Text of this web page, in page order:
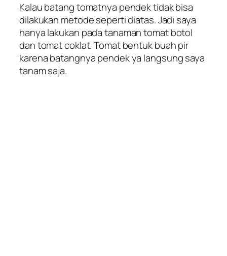
Kalau batang tomatnya pendek tidak bisa
dilakukan metode seperti diatas. Jadi saya
hanya lakukan pada tanaman tomat botol
dan tomat coklat. Tomat bentuk buah pir
karena batangnya pendek ya langsung saya
tanam saja.